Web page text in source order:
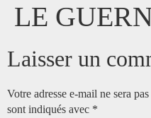
LE
Laisser un
Votre adresse e-mail ne sera
sont indiqués avec *